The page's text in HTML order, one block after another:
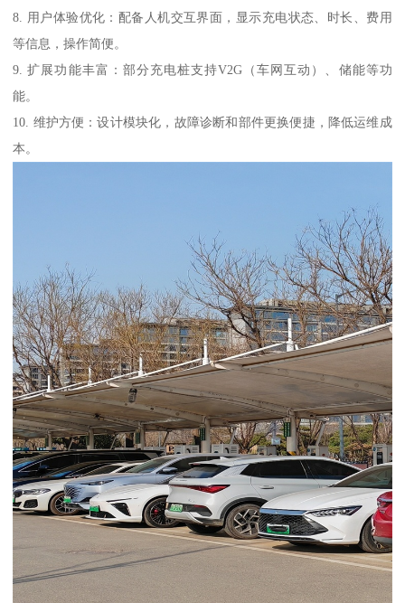
8. 用户体验优化：配备人机交互界面，显示充电状态、时长、费用
等信息，操作简便。
9. 扩展功能丰富：部分充电桩支持V2G（车网互动）、储能等功
能。
10. 维护方便：设计模块化，故障诊断和部件更换便捷，降低运维成
本。